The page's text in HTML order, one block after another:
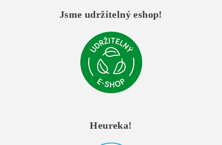
Jsme udržitelný eshop!
Heureka!